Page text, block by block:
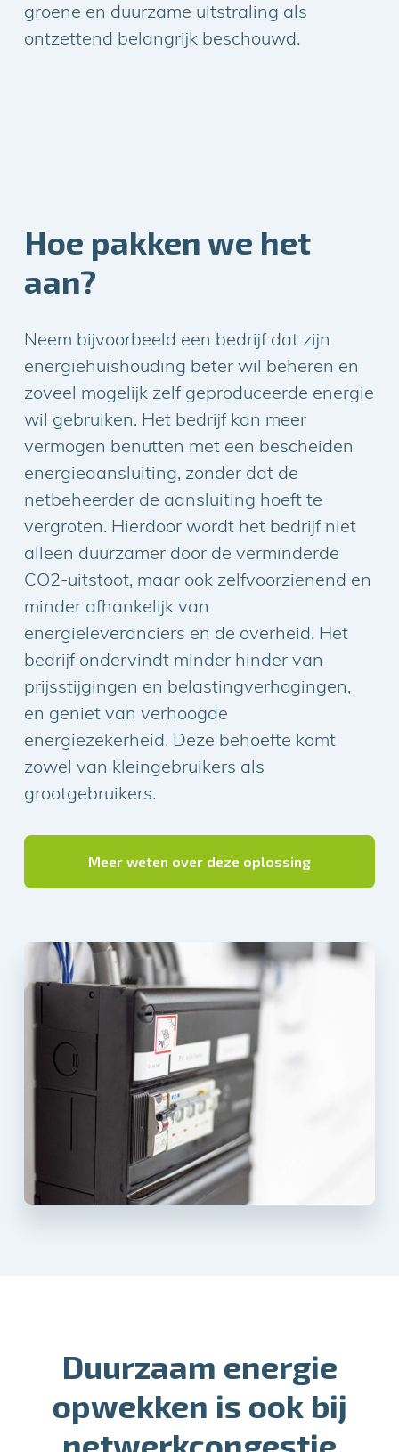
groene en duurzame uitstraling als
ontzettend belangrijk beschouwd.
Hoe pakken we het
aan?
Neem bijvoorbeeld een bedrijf dat zijn
energiehuishouding beter wil beheren en
zoveel mogelijk zelf geproduceerde energie
wil gebruiken. Het bedrijf kan meer
vermogen benutten met een bescheiden
energieaansluiting, zonder dat de
netbeheerder de aansluiting hoeft te
vergroten. Hierdoor wordt het bedrijf niet
alleen duurzamer door de verminderde
CO2-uitstoot, maar ook zelfvoorzienend en
minder afhankelijk van
energieleveranciers en de overheid. Het
bedrijf ondervindt minder hinder van
prijsstijgingen en belastingverhogingen,
en geniet van verhoogde
energiezekerheid. Deze behoefte komt
zowel van kleingebruikers als
grootgebruikers.
Meer weten over deze oplossing
Duurzaam energie
opwekken is ook bij